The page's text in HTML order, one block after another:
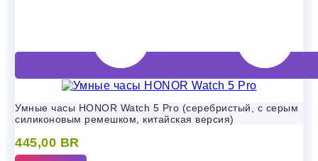
Умные часы HONOR Watch 5 Pro (серебристый, с серым
силиконовым ремешком, китайская версия)
445,00 BR